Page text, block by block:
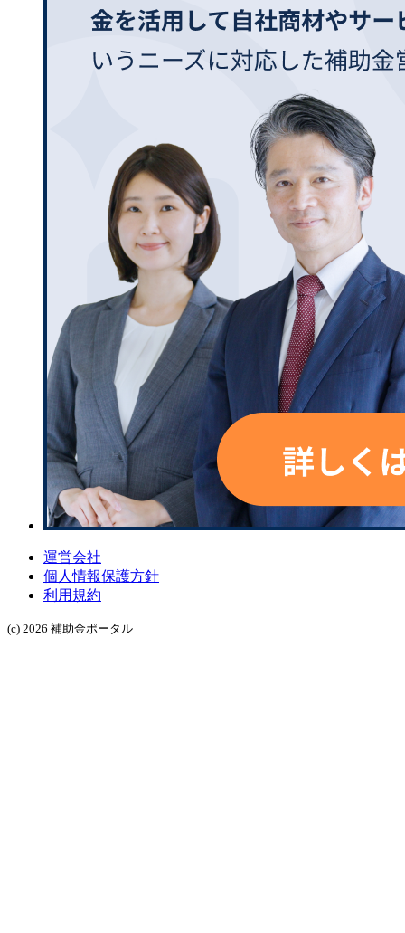
運営会社
個人情報保護方針
利用規約
(c) 2026 補助金ポータル